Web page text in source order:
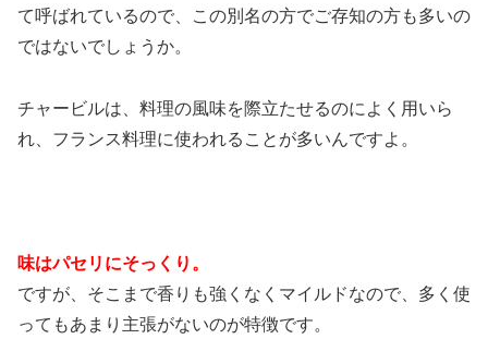
て呼ばれているので、この別名の方でご存知の方も多いの
ではないでしょうか。
チャービルは、料理の風味を際立たせるのによく用いら
れ、フランス料理に使われることが多いんですよ。
味はパセリにそっくり。
ですが、そこまで香りも強くなくマイルドなので、多く使
ってもあまり主張がないのが特徴です。